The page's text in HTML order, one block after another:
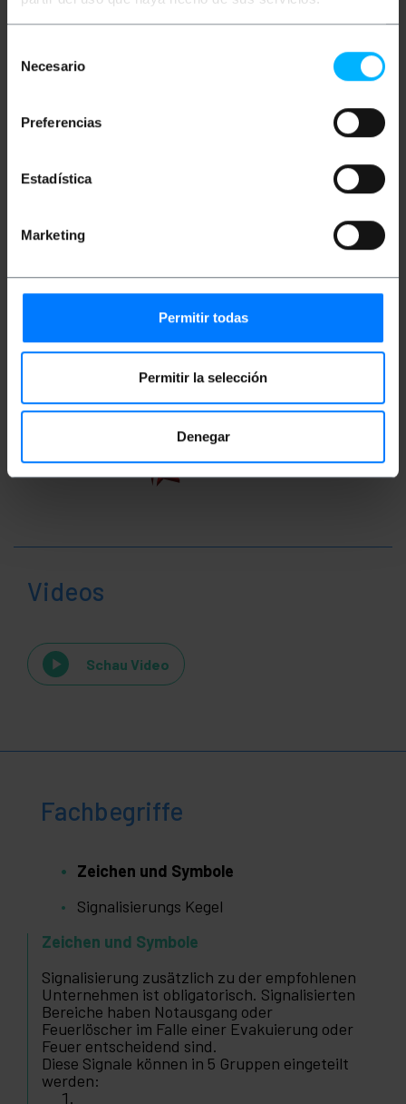
Necesario
Preferencias
Estadística
Marketing
Permitir todas
Permitir la selección
Denegar
Innenbereich.
Produktgröße (Breite x Tiefe x Höhe): 33.0 x
31.0 x 8.0 cm
Packungsgrösse: 33.0 x 31.0 x 8.0 cm
Videos
Schau Video
Fachbegriffe
Zeichen und Symbole
Signalisierungs Kegel
Zeichen und Symbole
Signalisierung zusätzlich zu der empfohlenen
Unternehmen ist obligatorisch. Signalisierten
Bereiche haben Notausgang oder
Feuerlöscher im Falle einer Evakuierung oder
Feuer entscheidend sind.
Diese Signale können in 5 Gruppen eingeteilt
werden: